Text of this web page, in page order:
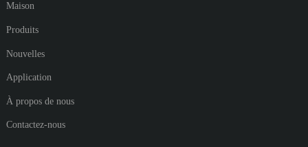
Maison
Produits
Nouvelles
Application
À propos de nous
Contactez-nous